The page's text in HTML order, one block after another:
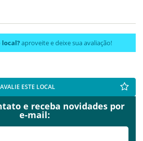
local?aproveite e deixe sua avaliação!
AVALIE ESTE LOCAL
e receba novidades por
e-mail: